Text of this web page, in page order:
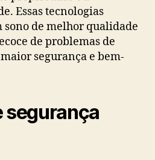
Essas tecnologias
de melhor qualidade
de problemas de
segurança e bem-
segurança